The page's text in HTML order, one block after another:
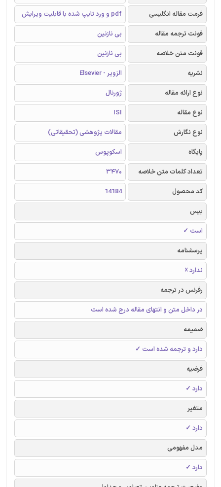
فرمت مقاله انگلیسی
pdf و ورد تایپ شده با قابلیت ویرایش
فونت ترجمه مقاله
بی نازنین
فونت متن خلاصه
بی نازنین
نشریه
الزویر - Elsevier
نوع ارائه مقاله
ژورنال
نوع مقاله
ISI
نوع نگارش
مقالات پژوهشی (تحقیقاتی)
پایگاه
اسکوپوس
تعداد کلمات متن خلاصه
3470
کد محصول
14184
بیس
است ✓
پرسشنامه
ندارد ☓
رفرنس در ترجمه
در داخل متن و انتهای مقاله درج شده است
ضمیمه
دارد و ترجمه شده است ✓
فرضیه
دارد ✓
متغیر
دارد ✓
مدل مفهومی
دارد ✓